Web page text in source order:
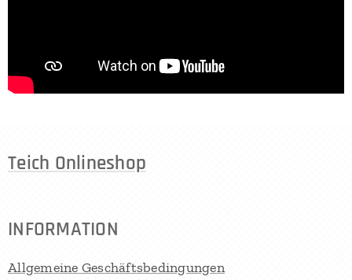
Teich Onlineshop
INFORMATION
Allgemeine Geschäftsbedingungen